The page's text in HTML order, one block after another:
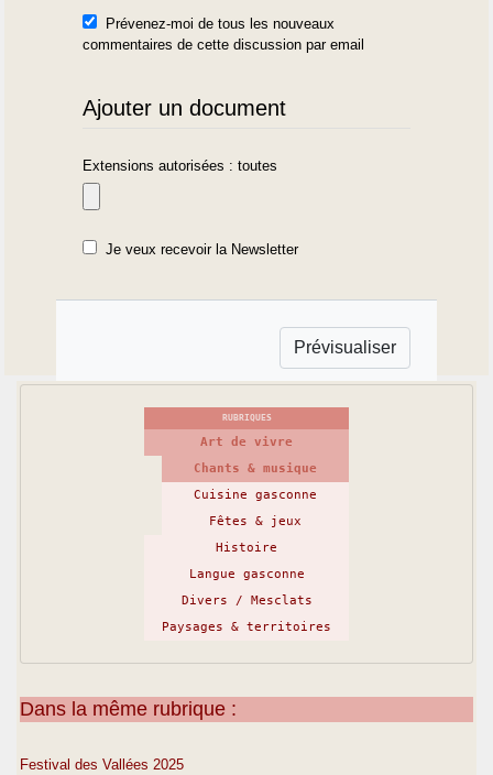
Prévenez-moi de tous les nouveaux
commentaires de cette discussion par email
Ajouter un document
Extensions autorisées : toutes
Je veux recevoir la Newsletter
RUBRIQUES
Art de vivre
Chants & musique
Cuisine gasconne
Fêtes & jeux
Histoire
Langue gasconne
Divers / Mesclats
Paysages & territoires
Dans la même rubrique :
Festival des Vallées 2025